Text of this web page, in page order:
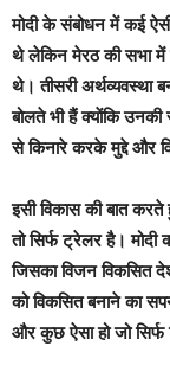
मोदी के संबोधन में कई
थे लेकिन मेरठ की सभा में
थे। तीसरी अर्थव्यवस्था
बोलते भी हैं क्याेंकि उनकी
से किनारे करके मुद्दे और
इसी विकास की बात
तो सिर्फ ट्रेलर है। मोदी
जिसका विजन विकसित
को विकसित बनाने का
और कुछ ऐसा हो जो सिर्फ